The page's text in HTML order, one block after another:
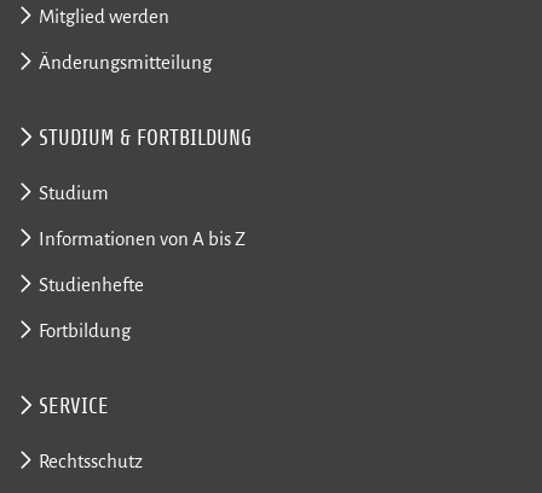
Mitglied werden
Änderungsmitteilung
STUDIUM & FORTBILDUNG
Studium
Informationen von A bis Z
Studienhefte
Fortbildung
SERVICE
Rechtsschutz